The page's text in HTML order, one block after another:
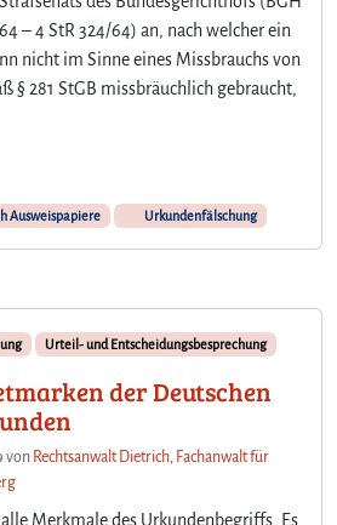
– 4 StR 324/64) an, nach welcher ein
nicht im Sinne eines Missbrauchs von
§ 281 StGB missbräuchlich gebraucht,
Ausweispapiere Urkundenfälschung
Urteil- und Entscheidungsbesprechung
der Deutschen
von Rechtsanwalt Dietrich, Fachanwalt für
Merkmale des Urkundenbegriffs. Es